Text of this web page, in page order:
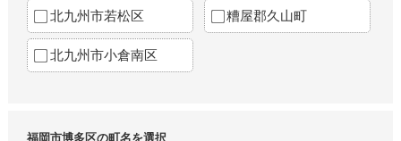
北九州市若松区 糟屋郡久山町
北九州市小倉南区
福岡市博多区の町名を選択